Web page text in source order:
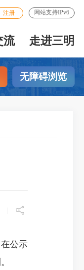
注册 网站支持IPv6
流 走进三明
无障碍浏览

公示